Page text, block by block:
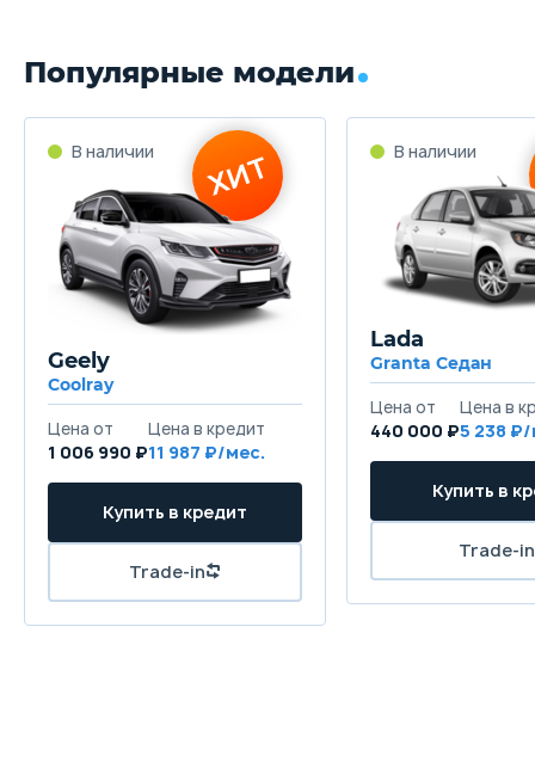
Популярные модели
Geely
Coolray
1 006 990 ₽11 987
Lada
Granta Седан
440 000 ₽5 238